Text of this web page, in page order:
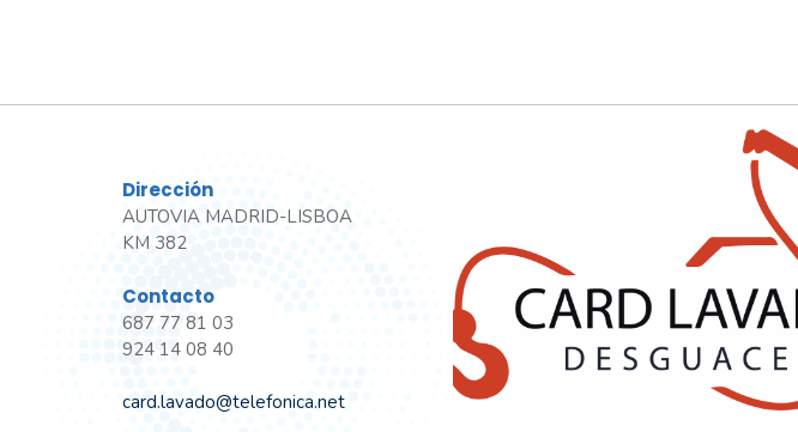
Dirección
AUTOVIA MADRID-LISBOA
KM 382
Contacto
687 77 81 03
924 14 08 40
card.lavado@telefonica.net